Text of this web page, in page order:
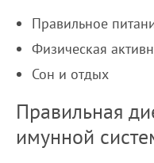
Правильное
Физическая
Сон и отдых
Правильная
имунной